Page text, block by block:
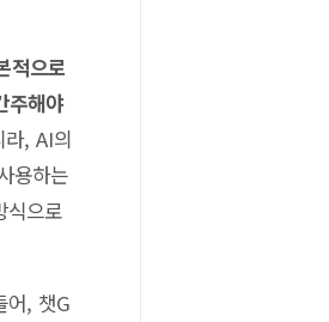
적으로
해야
, AI의
용하는
식으로
어, 챗G